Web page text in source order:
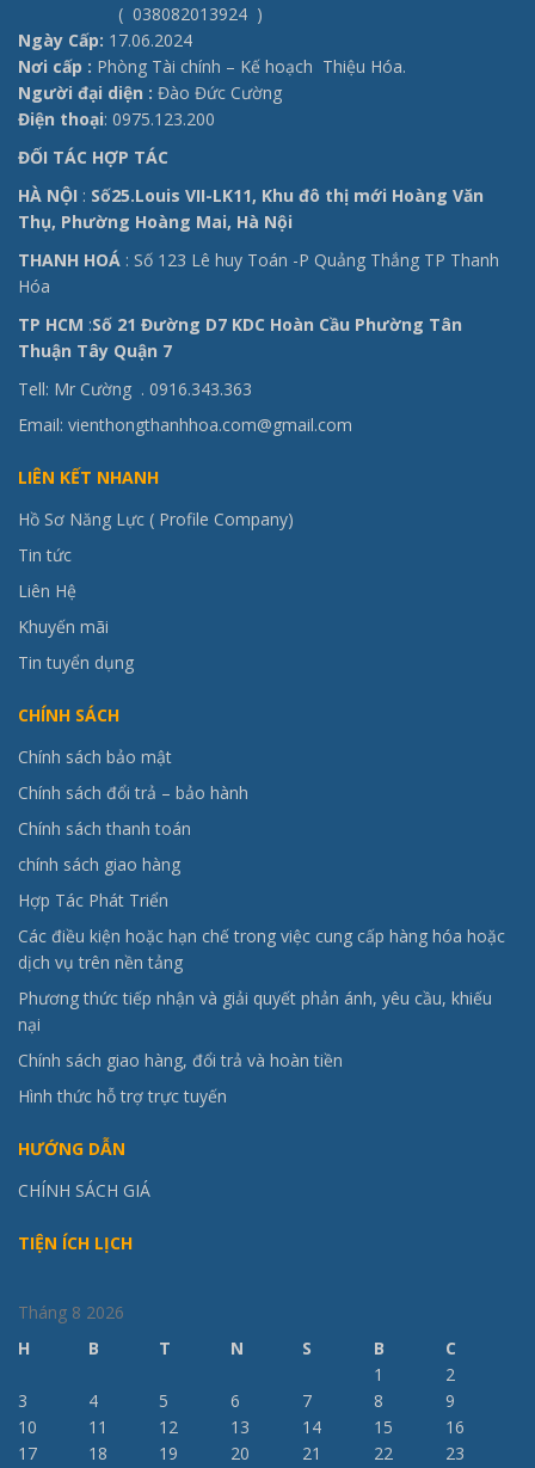
( 038082013924 )
Ngày Cấp: 17.06.2024
Nơi cấp : Phòng Tài chính – Kế hoạch Thiệu Hóa.
Người đại diện : Đào Đức Cường
Điện thoại: 0975.123.200
ĐỐI TÁC HỢP TÁC
HÀ NỘI : Số25.Louis VII-LK11, Khu đô thị mới Hoàng Văn
Thụ, Phường Hoàng Mai, Hà Nội
THANH HOÁ : Số 123 Lê huy Toán -P Quảng Thắng TP Thanh
Hóa
TP HCM :Số 21 Đường D7 KDC Hoàn Cầu Phường Tân
Thuận Tây Quận 7
Tell: Mr Cường . 0916.343.363
Email: vienthongthanhhoa.com@gmail.com
LIÊN KẾT NHANH
Hồ Sơ Năng Lực ( Profile Company)
Tin tức
Liên Hệ
Khuyến mãi
Tin tuyển dụng
CHÍNH SÁCH
Chính sách bảo mật
Chính sách đổi trả – bảo hành
Chính sách thanh toán
chính sách giao hàng
Hợp Tác Phát Triển
Các điều kiện hoặc hạn chế trong việc cung cấp hàng hóa hoặc
dịch vụ trên nền tảng
Phương thức tiếp nhận và giải quyết phản ánh, yêu cầu, khiếu
nại
Chính sách giao hàng, đổi trả và hoàn tiền
Hình thức hỗ trợ trực tuyến
HƯỚNG DẪN
CHÍNH SÁCH GIÁ
TIỆN ÍCH LỊCH
Tháng 8 2026
H
B T N S B
C
1
2
3
4 5 6 7 8
9
10
11 12 13 14 15
16
17
18 19 20 21 22
23